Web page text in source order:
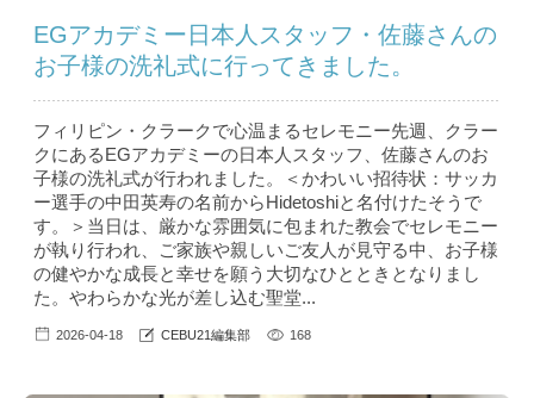
EGアカデミー日本人スタッフ・佐藤さんの
お子様の洗礼式に行ってきました。
フィリピン・クラークで心温まるセレモニー先週、クラー
クにあるEGアカデミーの日本人スタッフ、佐藤さんのお
子様の洗礼式が行われました。＜かわいい招待状：サッカ
ー選手の中田英寿の名前からHidetoshiと名付けたそうで
す。＞当日は、厳かな雰囲気に包まれた教会でセレモニー
が執り行われ、ご家族や親しいご友人が見守る中、お子様
の健やかな成長と幸せを願う大切なひとときとなりまし
た。やわらかな光が差し込む聖堂...
2026-04-18 CEBU21編集部 168